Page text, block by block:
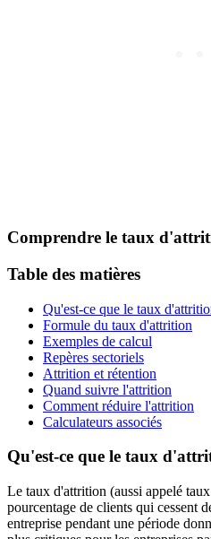
Comprendre le taux
Table des matières
Qu'est-ce que le taux
Formule du taux d'attrition
Exemples de calcul
Repères sectoriels
Attrition et rétention
Quand suivre l'attrition
Comment réduire l'attrition
Calculateurs associés
Qu'est-ce que le taux
Le taux d'attrition (aussi appelé
pourcentage de clients qui cessent
entreprise pendant une période